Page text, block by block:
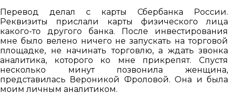
Перевод делал с карты Сбербанка России.
Реквизиты прислали карты физического лица
какого-то другого банка. После инвестирования
мне было велено ничего не запускать на торговой
площадке, не начинать торговлю, а ждать звонка
аналитика, которого ко мне прикрепят. Спустя
несколько минут позвонила женщина,
представилась Вероникой Фроловой. Она и была
моим личным аналитиком.